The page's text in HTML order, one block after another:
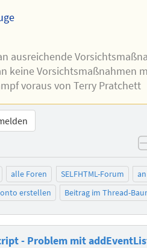
ausreichende
keine Vorsichtsmaßnahmen
voraus von Terry Pratchett
alle Foren SELFHTML-Forum
erstellen
Beitrag im Thread-
- Problem mit